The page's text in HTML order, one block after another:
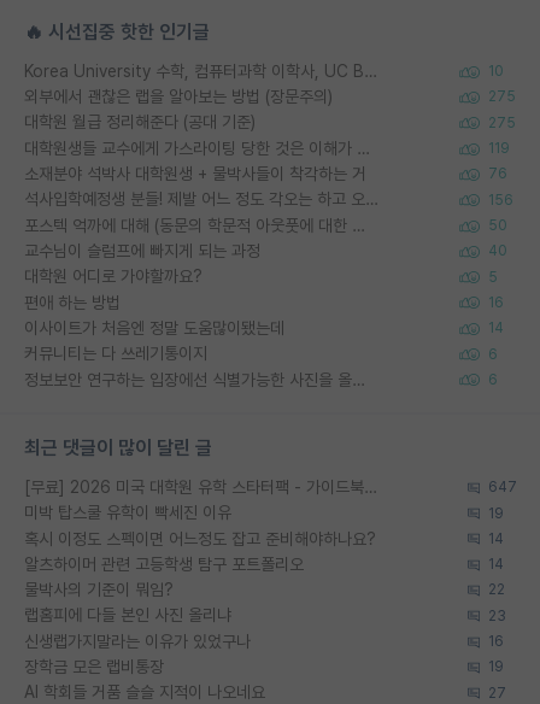
🔥 시선집중 핫한 인기글
Korea University 수학, 컴퓨터과학 이학사, UC Berkeley 산업공학 대학원 공학박사가 되는 것은 쉽지 않겠죠? 10
외부에서 괜찮은 랩을 알아보는 방법 (장문주의) 275
대학원 월급 정리해준다 (공대 기준) 275
대학원생들 교수에게 가스라이팅 당한 것은 이해가 갑니다. 안타깝네요. 119
소재분야 석박사 대학원생 + 물박사들이 착각하는 거 76
석사입학예정생 분들! 제발 어느 정도 각오는 하고 오세요. 156
포스텍 억까에 대해 (동문의 학문적 아웃풋에 대한 반박) 50
교수님이 슬럼프에 빠지게 되는 과정 40
대학원 어디로 가야할까요? 5
편애 하는 방법 16
이사이트가 처음엔 정말 도움많이됐는데 14
커뮤니티는 다 쓰레기통이지 6
정보보안 연구하는 입장에선 식별가능한 사진을 올리는건 비추이긴함 6
최근 댓글이 많이 달린 글
[무료] 2026 미국 대학원 유학 스타터팩 - 가이드북 & 합격자 컨택메일 템플릿 647
미박 탑스쿨 유학이 빡세진 이유 19
혹시 이정도 스펙이면 어느정도 잡고 준비해야하나요? 14
알츠하이머 관련 고등학생 탐구 포트폴리오 14
물박사의 기준이 뭐임? 22
랩홈피에 다들 본인 사진 올리냐 23
신생랩가지말라는 이유가 있었구나 16
장학금 모은 랩비통장 19
AI 학회들 거품 슬슬 지적이 나오네요 27